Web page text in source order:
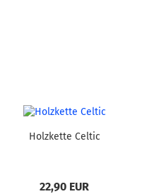
Holzkette Celtic
22,90 EUR